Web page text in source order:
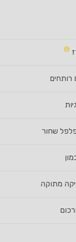
רותחים
שחור
מתוקה